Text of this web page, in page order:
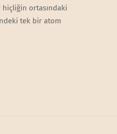
hiçliğin ortasındaki
tek bir atom